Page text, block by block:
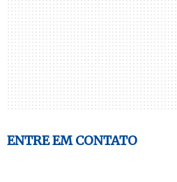
ENTRE EM CONTATO